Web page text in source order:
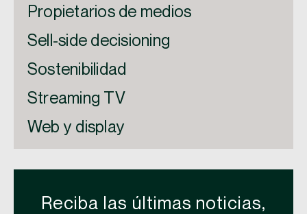
Propietarios de medios
Sell-side decisioning
Sostenibilidad
Streaming TV
Web y display
Reciba las últimas noticias,